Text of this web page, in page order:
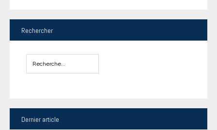
Rechercher
Dernier article